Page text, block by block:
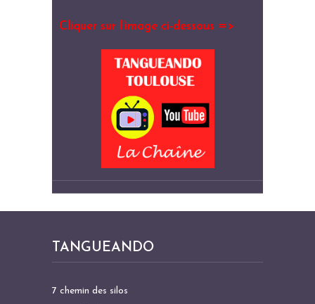
Cliquer sur l’image ci-dessous =>
TANGUEANDO
7 chemin des silos